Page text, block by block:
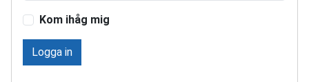
Kom ihåg mig
Logga in